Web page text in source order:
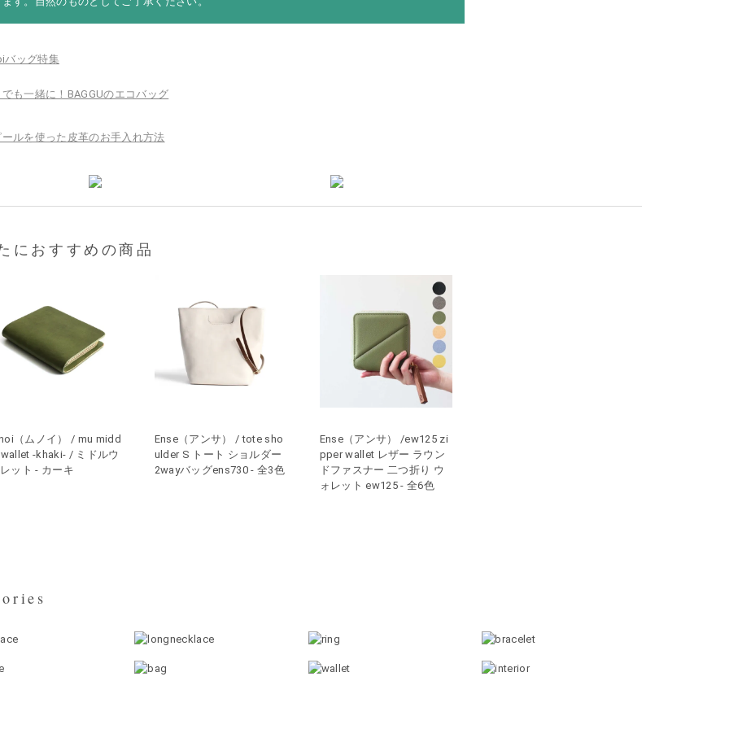
におすすめの商品
（ムノイ） / mu midd
-khaki- / ミドルウ
ット - カーキ
Ense（アンサ） / tote sho
ulder S トート ショルダー
2wayバッグens730 - 全3色
Ense（アンサ） /ew125 zi
pper wallet レザー ラウン
ドファスナー 二つ折り ウ
ォレット ew125 - 全6色